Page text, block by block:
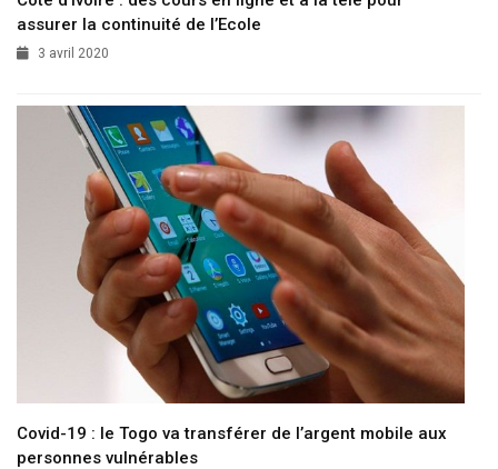
assurer la continuité de l’Ecole
3 avril 2020
Covid-19 : le Togo va transférer de l’argent mobile aux
personnes vulnérables